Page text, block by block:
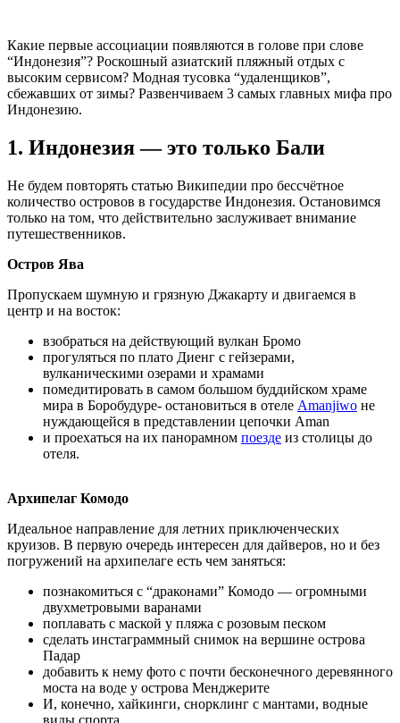
Какие первые ассоциации появляются в голове при слове
“Индонезия”? Роскошный азиатский пляжный отдых с
высоким сервисом? Модная тусовка “удаленщиков”,
сбежавших от зимы? Развенчиваем 3 самых главных мифа про
Индонезию.
1. Индонезия — это только Бали
Не будем повторять статью Википедии про бессчётное
количество островов в государстве Индонезия. Остановимся
только на том, что действительно заслуживает внимание
путешественников.
Остров Ява
Пропускаем шумную и грязную Джакарту и двигаемся в
центр и на восток:
взобраться на действующий вулкан Бромо
прогуляться по плато Диенг с гейзерами,
вулканическими озерами и храмами
помедитировать в самом большом буддийском храме
мира в Боробудуре- остановиться в отеле Amanjiwo не
нуждающейся в представлении цепочки Aman
и проехаться на их панорамном поезде из столицы до
отеля.
Архипелаг Комодо
Идеальное направление для летних приключенческих
круизов. В первую очередь интересен для дайверов, но и без
погружений на архипелаге есть чем заняться:
познакомиться с “драконами” Комодо — огромными
двухметровыми варанами
поплавать с маской у пляжа с розовым песком
сделать инстаграммный снимок на вершине острова
Падар
добавить к нему фото с почти бесконечного деревянного
моста на воде у острова Менджерите
И, конечно, хайкинги, снорклинг с мантами, водные
виды спорта.